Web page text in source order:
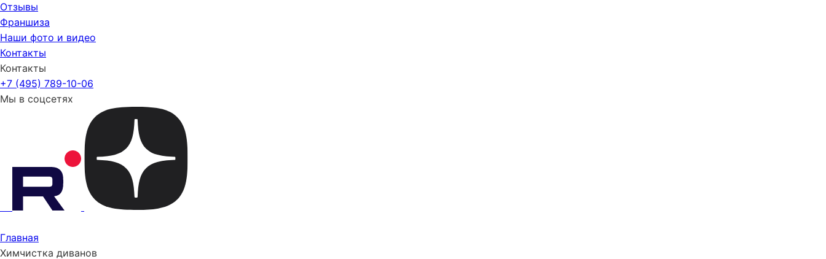
Отзывы
Франшиза
Наши фото и видео
Контакты
Контакты
+7 (495) 789-10-06
Мы в соцсетях
Главная
Химчистка диванов